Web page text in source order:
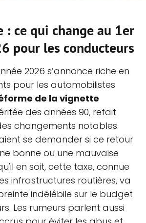
ce qui change au 1er
pour les conducteurs
2026 s’annonce riche en
pour les automobilistes
de la vignette
des années 90, refait
changements notables.
se demander si ce retour
bonne ou une mauvaise
en soit, cette taxe, connue
infrastructures routières, va
indélébile sur le budget
Les rumeurs parlent aussi